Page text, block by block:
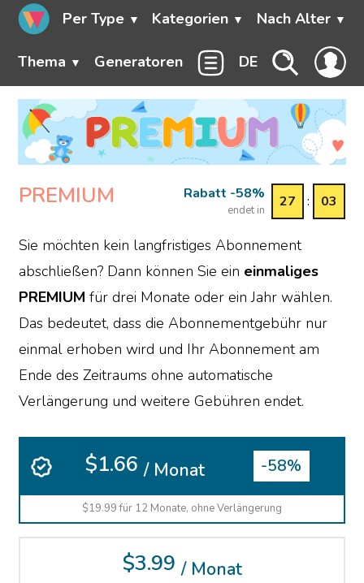
Per Type Kategorien Nach Alter
Thema Generatoren DE
PREMIUM Rabatt -58%
endet in
27 : 03
Sie möchten kein langfristiges Abonnement
abschließen? Dann können Sie ein einmaliges
PREMIUM für drei Monate oder ein Jahr wählen.
Das bedeutet, dass die Abonnementgebühr nur
einmal erhoben wird und Ihr Abonnement am
Ende des Zeitraums ohne automatische
Verlängerung und weitere Gebühren endet.
$1.66 / Monat -58%
$19.99 für 12 Monate, ohne Verlängerung
$3.99 / Monat